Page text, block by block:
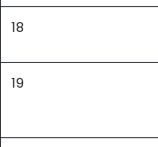
18
19